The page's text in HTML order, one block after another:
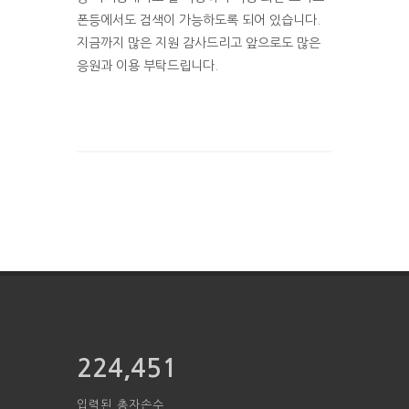
폰등에서도 검색이 가능하도록 되어 있습니다.
지금까지 많은 지원 감사드리고 앞으로도 많은
응원과 이용 부탁드립니다.
224,451
입력된 총자손수